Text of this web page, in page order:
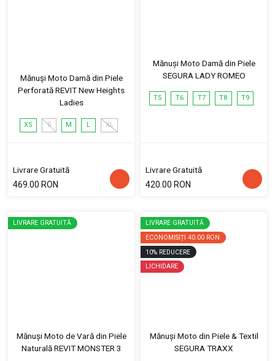
Mănuși Moto Damă din Piele
Perforată REVIT New Heights
Ladies
XS S M L XL
Livrare Gratuită
469.00 RON
Mănuși Moto Damă din Piele
SEGURA LADY ROMEO
T5 T6 T7 T8 T9
Livrare Gratuită
420.00 RON
LIVRARE GRATUITĂ
Mănuși Moto de Vară din Piele
Naturală REVIT MONSTER 3
LIVRARE GRATUITĂ
ECONOMISIȚI 40.00 RON
10% REDUCERE
LICHIDARE
Mănuși Moto din Piele & Textil
SEGURA TRAXX